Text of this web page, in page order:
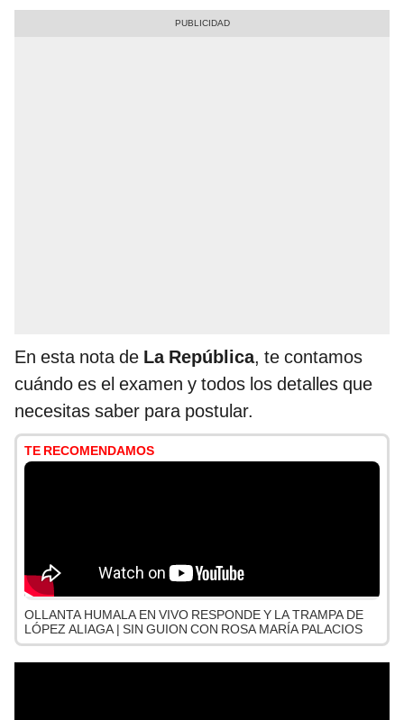
En esta nota de La República, te contamos
cuándo es el examen y todos los detalles que
necesitas saber para postular.
TE RECOMENDAMOS
OLLANTA HUMALA EN VIVO RESPONDE Y LA TRAMPA DE
LÓPEZ ALIAGA | SIN GUION CON ROSA MARÍA PALACIOS